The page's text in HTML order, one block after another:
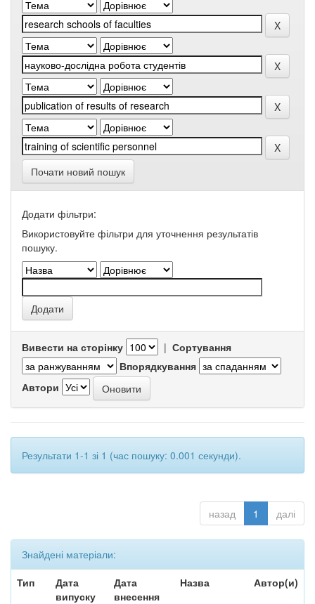
Почати новий пошук
Додати фільтри:
Використовуйте фільтри для уточнення результатів
пошуку.
Вивести на сторінку | Сортування
Впорядкування
Автори
Результати 1-1 зі 1 (час пошуку: 0.001 секунди).
назад 1 далі
Знайдені матеріали:
Тип
Дата
випуску
Дата
внесення
Назва Автор(и)